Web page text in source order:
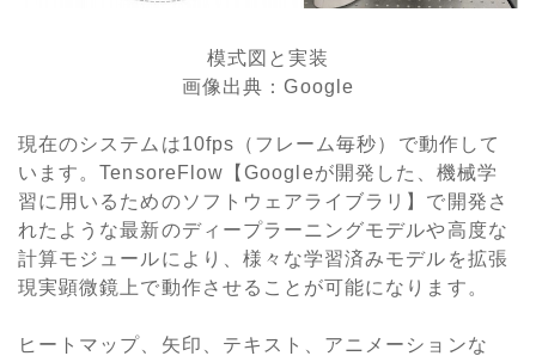
模式図と実装
画像出典：Google
現在のシステムは10fps（フレーム毎秒）で動作して
います。TensoreFlow【Googleが開発した、機械学
習に用いるためのソフトウェアライブラリ】で開発さ
れたような最新のディープラーニングモデルや高度な
計算モジュールにより、様々な学習済みモデルを拡張
現実顕微鏡上で動作させることが可能になります。
ヒートマップ、矢印、テキスト、アニメーションな